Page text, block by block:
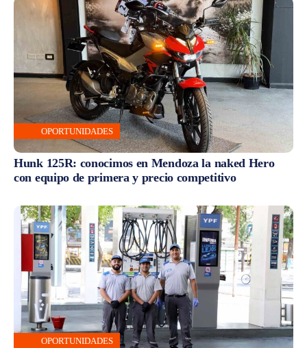
OPORTUNIDADES
Hunk 125R: conocimos en Mendoza la naked Hero
con equipo de primera y precio competitivo
OPORTUNIDADES